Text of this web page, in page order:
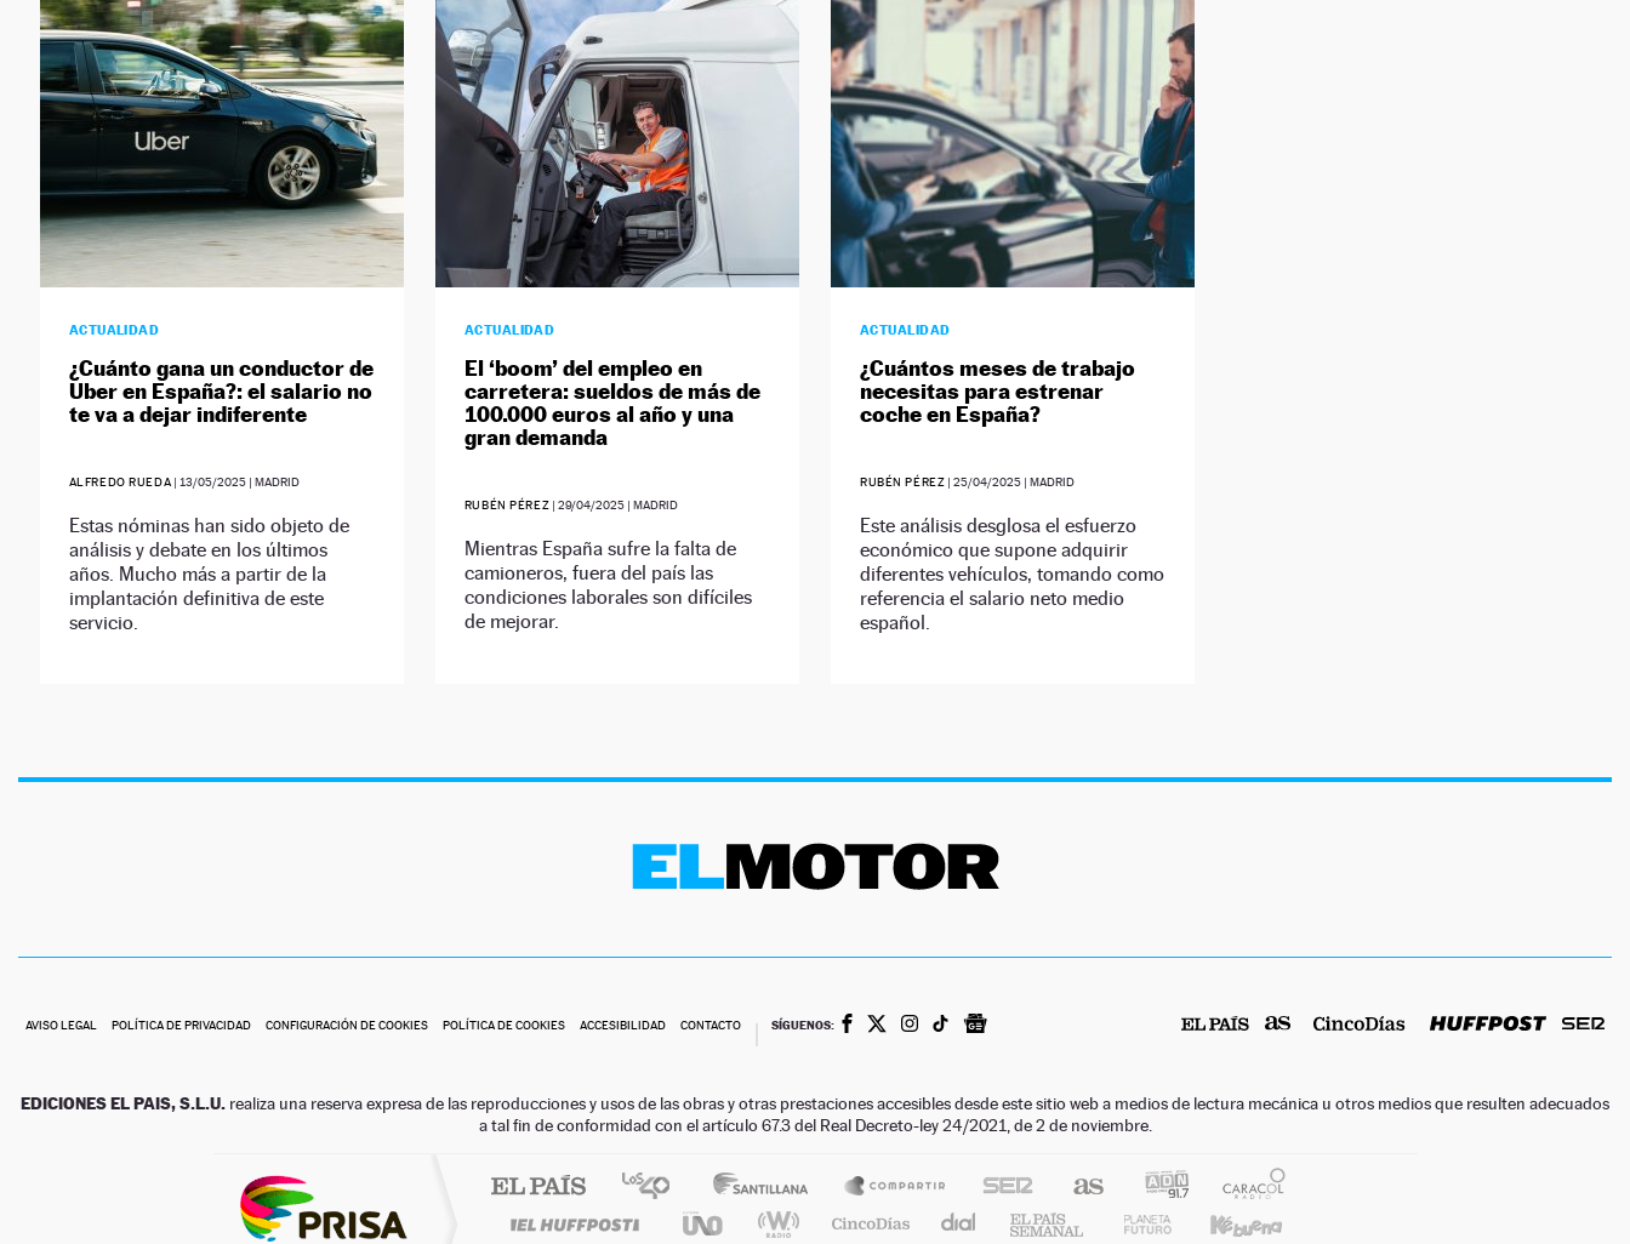
ACTUALIDAD
¿Cuánto gana un conductor de
Uber en España?: el salario no
te va a dejar indiferente
ALFREDO RUEDA | 13/05/2025 | MADRID
Estas nóminas han sido objeto de
análisis y debate en los últimos
años. Mucho más a partir de la
implantación definitiva de este
servicio.
ACTUALIDAD
El ‘boom’ del empleo en
carretera: sueldos de más de
100.000 euros al año y una
gran demanda
RUBÉN PÉREZ |29/04/2025 | MADRID
Mientras España sufre la falta de
camioneros, fuera del país las
condiciones laborales son difíciles
de mejorar.
ACTUALIDAD
¿Cuántos meses de trabajo
necesitas para estrenar
coche en España?
RUBÉN PÉREZ |25/04/2025 | MADRID
Este análisis desglosa el esfuerzo
económico que supone adquirir
diferentes vehículos, tomando como
referencia el salario neto medio
español.
AVISO LEGAL POLÍTICA DE PRIVACIDAD CONFIGURACIÓN DE COOKIES POLÍTICA DE COOKIES ACCESIBILIDAD CONTACTO SÍGUENOS:
EDICIONES EL PAIS, S.L.U. realiza una reserva expresa de las reproducciones y usos de las obras y otras prestaciones accesibles desde este sitio web a medios de lectura mecánica u otros medios que resulten adecuados
a tal fin de conformidad con el artículo 67.3 del Real Decreto-ley 24/2021, de 2 de noviembre.